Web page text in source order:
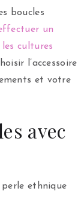
boucles
un
cultures
l’accessoire
et votre
avec
perle ethnique